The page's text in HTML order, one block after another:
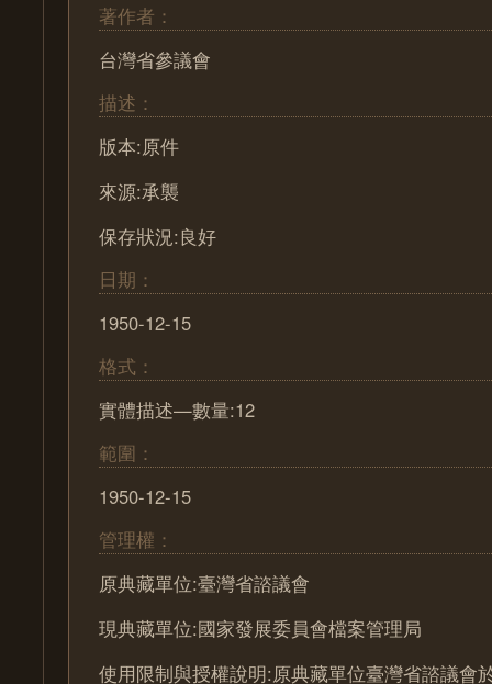
著作者：
台灣省參議會
描述：
版本:原件
來源:承襲
保存狀況:良好
日期：
1950-12-15
格式：
實體描述—數量:12
範圍：
1950-12-15
管理權：
原典藏單位:臺灣省諮議會
現典藏單位:國家發展委員會檔案管理局
使用限制與授權說明:原典藏單位臺灣省諮議會